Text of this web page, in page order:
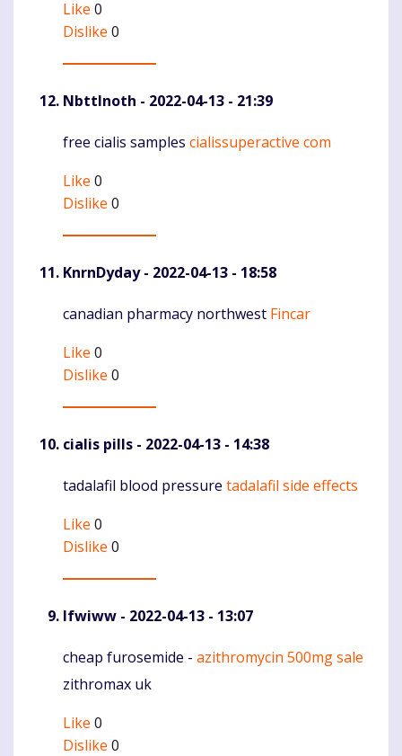
Like 0
Dislike 0
NbttInoth - 2022-04-13 - 21:39
Komentaras
free cialis samples cialissuperactive com
Like 0
Dislike 0
KnrnDyday- 2022-04-13 - 18:58
Komentaras
canadian pharmacy northwest Fincar
Like 0
Dislike 0
cialis pills - 2022-04-13 - 14:38
Komentaras
tadalafil blood pressure tadalafil side effects
Like 0
Dislike 0
Ifwiww - 2022-04-13 - 13:07
Komentaras
cheap furosemide - azithromycin 500mg sale
zithromax uk
Like 0
Dislike 0